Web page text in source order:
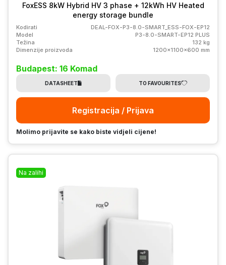
FoxESS 8kW Hybrid HV 3 phase + 12kWh HV Heated
energy storage bundle
Kodirati
DEAL-FOX-P3-8.0-SMART_ESS-FOX-EP12
Model
P3-8.0-SMART-EP12 PLUS
Težina
132 kg
Dimenzije proizvoda
1200x1100x600 mm
Budapest: 16 Komad
DATASHEET TO FAVOURITES
Registracija / Prijava
Molimo prijavite se kako biste vidjeli cijene!
Na zalihi